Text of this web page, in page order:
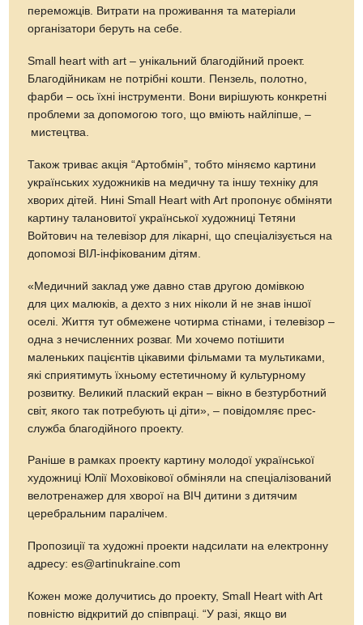
переможців. Витрати на проживання та матеріали
організатори беруть на себе.
Small heart with art – унікальний благодійний проект.
Благодійникам не потрібні кошти. Пензель, полотно,
фарби – ось їхні інструменти. Вони вирішують конкретні
проблеми за допомогою того, що вміють найліпше, –
мистецтва.
Також триває акція “Артобмін”, тобто міняємо картини
українських художників на медичну та іншу техніку для
хворих дітей. Нині Small Heart with Art пропонує обміняти
картину талановитої української художниці Тетяни
Войтович на телевізор для лікарні, що спеціалізується на
допомозі ВІЛ-інфікованим дітям.
«Медичний заклад уже давно став другою домівкою
для цих малюків, а дехто з них ніколи й не знав іншої
оселі. Життя тут обмежене чотирма стінами, і телевізор –
одна з нечисленних розваг. Ми хочемо потішити
маленьких пацієнтів цікавими фільмами та мультиками,
які сприятимуть їхньому естетичному й культурному
розвитку. Великий плаский екран – вікно в безтурботний
світ, якого так потребують ці діти», – повідомляє прес-
служба благодійного проекту.
Раніше в рамках проекту картину молодої української
художниці Юлії Моховікової обміняли на спеціалізований
велотренажер для хворої на ВІЧ дитини з дитячим
церебральним паралічем.
Пропозиції та художні проекти надсилати на електронну
адресу: es@artinukraine.com
Кожен може долучитись до проекту, Small Heart with Art
повністю відкритий до співпраці. “У разі, якщо ви